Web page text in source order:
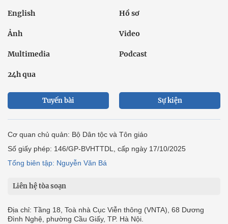
English Hồ sơ
Ảnh Video
Multimedia Podcast
24h qua
Tuyến bài Sự kiện
Cơ quan chủ quản: Bộ Dân tộc và Tôn giáo
Số giấy phép: 146/GP-BVHTTDL, cấp ngày 17/10/2025
Tổng biên tập: Nguyễn Văn Bá
Liên hệ tòa soạn
Địa chỉ: Tầng 18, Toà nhà Cục Viễn thông (VNTA), 68 Dương
Đình Nghệ, phường Cầu Giấy, TP. Hà Nội.